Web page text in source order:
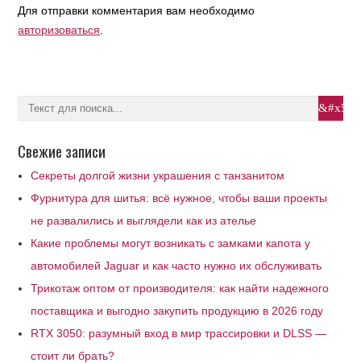
Для отправки комментария вам необходимо
авторизоваться
Свежие записи
Секреты долгой жизни украшения с танзанитом
Фурнитура для шитья: всё нужное, чтобы ваши проекты
не развалились и выглядели как из ателье
Какие проблемы могут возникать с замками капота у
автомобилей Jaguar и как часто нужно их обслуживать
Трикотаж оптом от производителя: как найти надежного
поставщика и выгодно закупить продукцию в 2026 году
RTX 3050: разумный вход в мир трассировки и DLSS —
стоит ли брать?